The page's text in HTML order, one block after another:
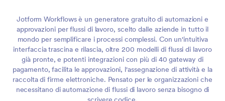
Jotform Workflows è un generatore gratuito di automazioni e
approvazioni per flussi di lavoro, scelto dalle aziende in tutto il
mondo per semplificare i processi complessi. Con un'intuitiva
interfaccia trascina e rilascia, oltre 200 modelli di flussi di lavoro
già pronte, e potenti integrazioni con più di 40 gateway di
pagamento, facilita le approvazioni, l'assegnazione di attività e la
raccolta di firme elettroniche. Pensato per le organizzazioni che
necessitano di automazione di flussi di lavoro senza bisogno di